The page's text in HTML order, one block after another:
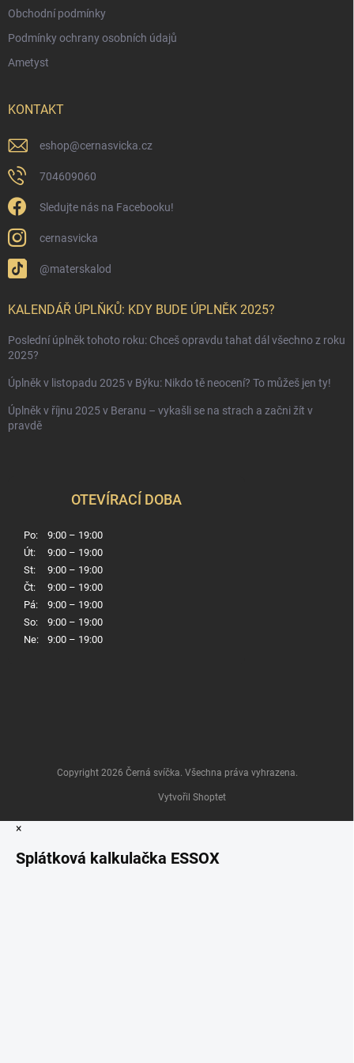
Obchodní podmínky
Podmínky ochrany osobních údajů
Ametyst
KONTAKT
eshop@cernasvicka.cz
704609060
Sledujte nás na Facebooku!
cernasvicka
@materskalod
KALENDÁŘ ÚPLŇKŮ: KDY BUDE ÚPLNĚK 2025?
Poslední úplněk tohoto roku: Chceš opravdu tahat dál všechno z roku
2025?
Úplněk v listopadu 2025 v Býku: Nikdo tě neocení? To můžeš jen ty!
Úplněk v říjnu 2025 v Beranu – vykašli se na strach a začni žít v
pravdě
OTEVÍRACÍ DOBA
Po:
9:00 – 19:00
Út:
9:00 – 19:00
St:
9:00 – 19:00
Čt:
9:00 – 19:00
Pá:
9:00 – 19:00
So:
9:00 – 19:00
Ne:
9:00 – 19:00
Vytvořil Shoptet
Copyright 2026 Černá svíčka. Všechna práva vyhrazena.
×
Splátková kalkulačka ESSOX